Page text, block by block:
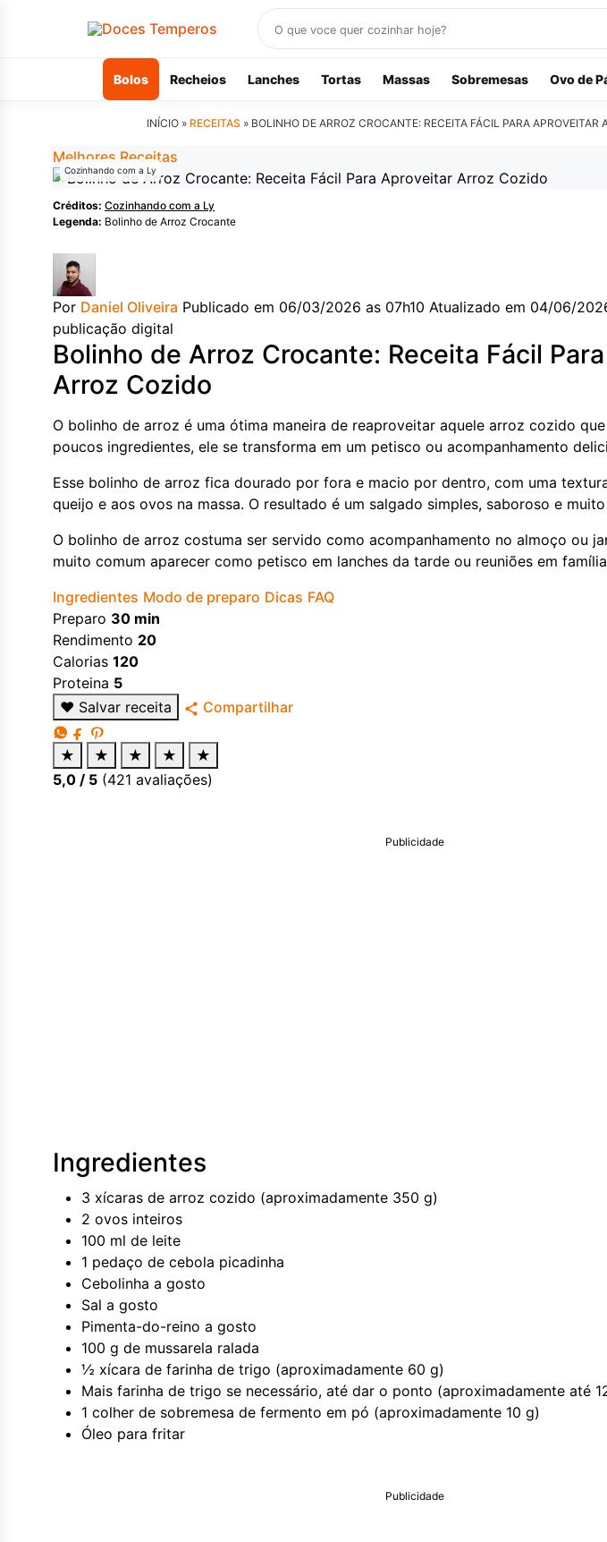
receitas
Bolos Recheios Lanches Tortas Massas Sobremesas Ovo de
INÍCIO » RECEITAS » BOLINHO DE ARROZ CROCANTE: RECEITA FÁCIL PARA APROVEITAR
Melhores Receitas
Cozinhando com a Ly
Créditos: Cozinhando com a Ly
Legenda: Bolinho de Arroz Crocante
Por Daniel Oliveira Publicado em 06/03/2026 as 07h10 Atualizado em 04/06/
publicação digital
Bolinho de Arroz Crocante: Receita Fácil
Arroz Cozido
O bolinho de arroz é uma ótima maneira de reaproveitar aquele arroz cozido
poucos ingredientes, ele se transforma em um petisco ou acompanhamento
Esse bolinho de arroz fica dourado por fora e macio por dentro, com uma
queijo e aos ovos na massa. O resultado é um salgado simples, saboroso e
O bolinho de arroz costuma ser servido como acompanhamento no almoço ou
muito comum aparecer como petisco em lanches da tarde ou reuniões em
Ingredientes Modo de preparo Dicas FAQ
Preparo 30 min
Rendimento 20
Calorias 120
Proteina 5
♥ Salvar receita Compartilhar
★ ★ ★ ★
★
5,0 / 5 (421 avaliações)
Publicidade
Ingredientes
3 xícaras de arroz cozido (aproximadamente 350 g)
2 ovos inteiros
100 ml de leite
1 pedaço de cebola picadinha
Cebolinha a gosto
Sal a gosto
Pimenta-do-reino a gosto
100 g de mussarela ralada
½ xícara de farinha de trigo (aproximadamente 60 g)
Mais farinha de trigo se necessário, até dar o ponto (aproximadamente até
1 colher de sobremesa de fermento em pó (aproximadamente 10 g)
Óleo para fritar
Publicidade